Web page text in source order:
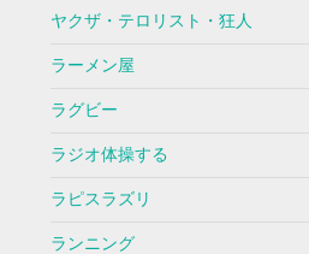
ヤクザ・テロリスト・狂人
ラーメン屋
ラグビー
ラジオ体操する
ラピスラズリ
ランニング